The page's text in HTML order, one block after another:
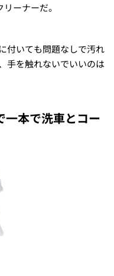
ーナーだ。
付いても問題なしで汚れ
手を触れないでいいのは
一本で洗車とコー